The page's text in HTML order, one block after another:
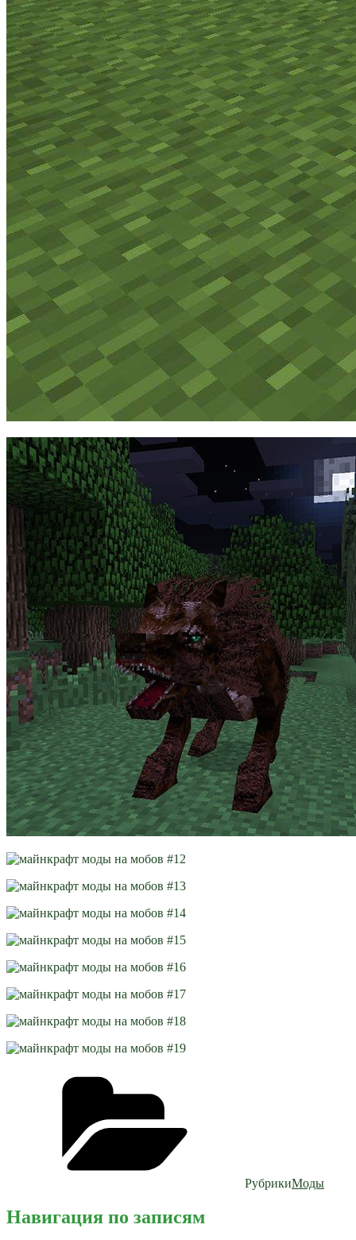
РубрикиМоды
Навигация по записям